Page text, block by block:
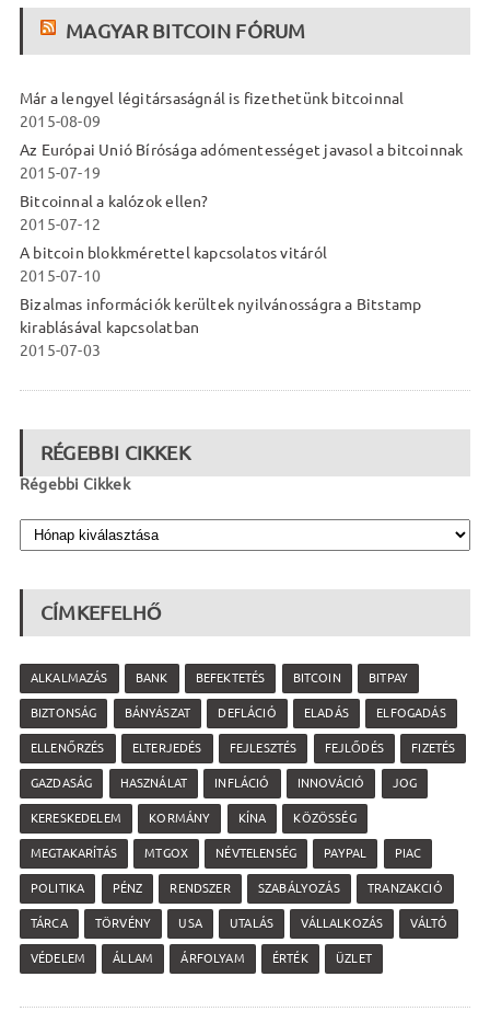
MAGYAR BITCOIN FÓRUM
Már a lengyel légitársaságnál is fizethetünk bitcoinnal
2015-08-09
Az Európai Unió Bírósága adómentességet javasol a bitcoinnak
2015-07-19
Bitcoinnal a kalózok ellen?
2015-07-12
A bitcoin blokkmérettel kapcsolatos vitáról
2015-07-10
Bizalmas információk kerültek nyilvánosságra a Bitstamp
kirablásával kapcsolatban
2015-07-03
RÉGEBBI CIKKEK
Régebbi Cikkek
CÍMKEFELHŐ
ALKALMAZÁS BANK BEFEKTETÉS BITCOIN BITPAY
BIZTONSÁG BÁNYÁSZAT DEFLÁCIÓ ELADÁS ELFOGADÁS
ELLENŐRZÉS ELTERJEDÉS FEJLESZTÉS FEJLŐDÉS FIZETÉS
GAZDASÁG HASZNÁLAT INFLÁCIÓ INNOVÁCIÓ JOG
KERESKEDELEM KORMÁNY KÍNA KÖZÖSSÉG
MEGTAKARÍTÁS MTGOX NÉVTELENSÉG PAYPAL PIAC
POLITIKA PÉNZ RENDSZER SZABÁLYOZÁS TRANZAKCIÓ
TÁRCA TÖRVÉNY USA UTALÁS VÁLLALKOZÁS VÁLTÓ
VÉDELEM ÁLLAM ÁRFOLYAM ÉRTÉK ÜZLET